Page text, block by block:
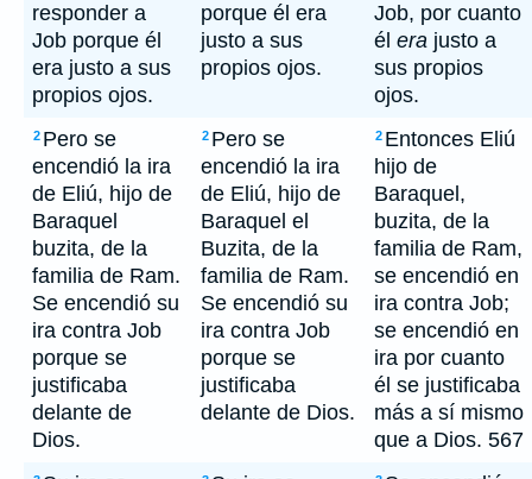
responder a
Job porque él
era justo a sus
propios ojos.
porque él era
justo a sus
propios ojos.
Job, por cuanto
él era justo a
sus propios
ojos.
2 Pero se
encendió la ira
de Eliú, hijo de
Baraquel
buzita, de la
familia de Ram.
Se encendió su
ira contra Job
porque se
justificaba
delante de
Dios.
2 Pero se
encendió la ira
de Eliú, hijo de
Baraquel el
Buzita, de la
familia de Ram.
Se encendió su
ira contra Job
porque se
justificaba
delante de Dios.
2 Entonces Eliú
hijo de
Baraquel,
buzita, de la
familia de Ram,
se encendió en
ira contra Job;
se encendió en
ira por cuanto
él se justificaba
más a sí mismo
que a Dios. 567